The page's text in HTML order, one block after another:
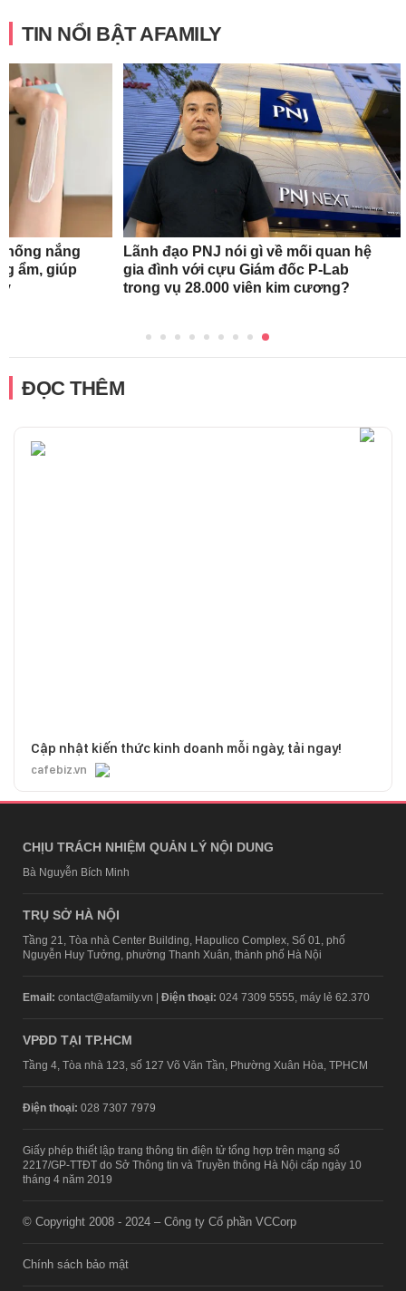
TIN NỔI BẬT AFAMILY
nắng
ẩm, giúp
Lãnh đạo PNJ nói gì về mối quan hệ
gia đình với cựu Giám đốc P-Lab
trong vụ 28.000 viên kim cương?
ĐỌC THÊM
Cập nhật kiến thức kinh doanh mỗi ngày, tải ngay!
cafebiz.vn
CHỊU TRÁCH NHIỆM QUẢN LÝ NỘI DUNG
Bà Nguyễn Bích Minh
TRỤ SỞ HÀ NỘI
Tầng 21, Tòa nhà Center Building, Hapulico Complex, Số 01, phố
Nguyễn Huy Tưởng, phường Thanh Xuân, thành phố Hà Nội
Email: contact@afamily.vn | Điện thoại: 024 7309 5555, máy lẻ 62.370
VPĐD TẠI TP.HCM
Tầng 4, Tòa nhà 123, số 127 Võ Văn Tần, Phường Xuân Hòa, TPHCM
Điện thoại: 028 7307 7979
Giấy phép thiết lập trang thông tin điện tử tổng hợp trên mạng số
2217/GP-TTĐT do Sở Thông tin và Truyền thông Hà Nội cấp ngày 10
tháng 4 năm 2019
© Copyright 2008 - 2024 – Công ty Cổ phần VCCorp
Chính sách bảo mật